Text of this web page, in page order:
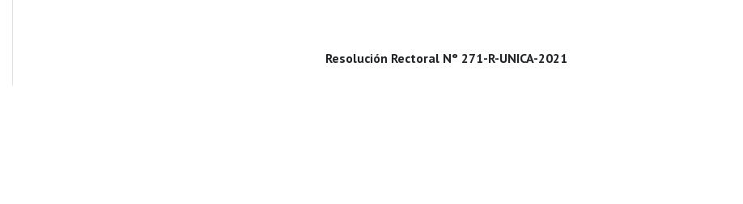
Resolución Rectoral N° 271-R-UNICA-2021